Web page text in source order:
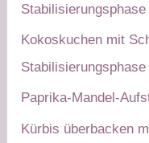
Stabilisierungsphase
Kokoskuchen mit
Stabilisierungsphase
Paprika-Mandel-
Kürbis überbacken